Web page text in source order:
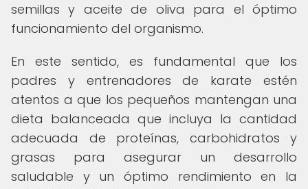
semillas y aceite de oliva para el óptimo
funcionamiento del organismo.
En este sentido, es fundamental que los
padres y entrenadores de karate estén
atentos a que los pequeños mantengan una
dieta balanceada que incluya la cantidad
adecuada de proteínas, carbohidratos y
grasas para asegurar un desarrollo
saludable y un óptimo rendimiento en la